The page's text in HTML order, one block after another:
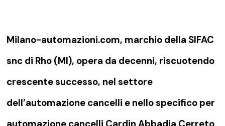
Milano-automazioni.com, marchio della SIFAC
snc di Rho (MI), opera da decenni, riscuotendo
crescente successo, nel settore
dell’automazione cancelli e nello specifico per